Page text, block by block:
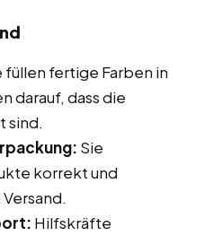
fertige Farben in
darauf, dass die
sind.
Sie
korrekt und
Hilfskräfte